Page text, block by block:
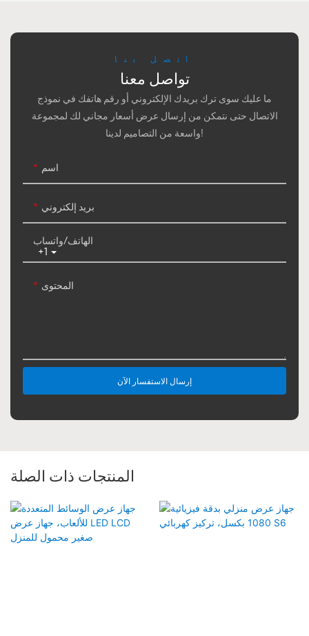
اتصل بنا
تواصل معنا
ما عليك سوى ترك بريدك الإلكتروني أو رقم هاتفك في نموذج
الاتصال حتى نتمكن من إرسال عرض أسعار مجاني لك لمجموعة
واسعة من التصاميم لدينا!
اسم
بريد إلكتروني
+1
الهاتف/واتساب
المحتوى
إرسال الاستفسار الآن
المنتجات ذات الصلة